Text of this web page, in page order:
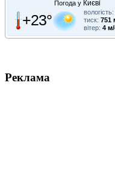
Погода у Києві
+23° вологість:
тиск: 751
вітер: 4 м/
Реклама